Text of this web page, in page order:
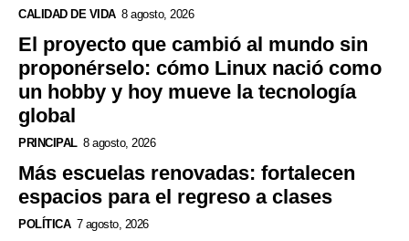
CALIDAD DE VIDA 8 agosto, 2026
El proyecto que cambió al mundo sin
proponérselo: cómo Linux nació como
un hobby y hoy mueve la tecnología
global
PRINCIPAL 8 agosto, 2026
Más escuelas renovadas: fortalecen
espacios para el regreso a clases
POLÍTICA 7 agosto, 2026